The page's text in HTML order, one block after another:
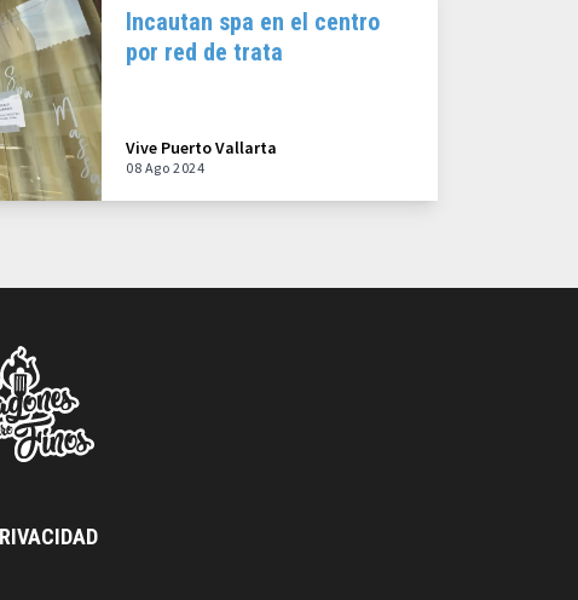
Incautan spa en el centro
por red de trata
Vive Puerto Vallarta
08 Ago 2024